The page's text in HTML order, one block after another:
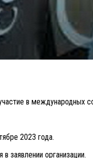
в международных
2023 года.
заявлении организации.